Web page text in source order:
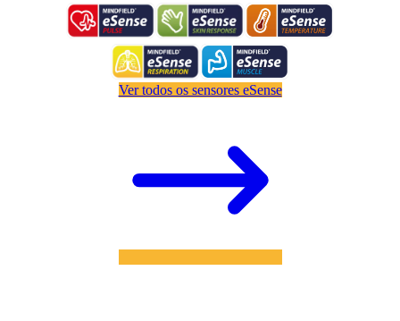
Ver todos os sensores eSense